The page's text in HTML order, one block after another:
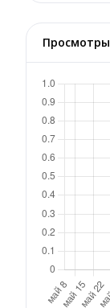
Просмотры